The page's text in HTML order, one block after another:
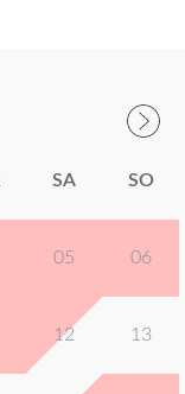
SA SO
05 06
12 13